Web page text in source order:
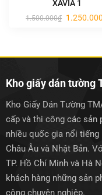
XAVIA 1
1.500.000₫ Giá
gốc
1.250.000
Kho giấy dán tường
Kho Giấy Dán Tường
cấp và thi công các sản
nhiều quốc gia nổi tiếng
Châu Âu và Nhật Bản.
TP. Hồ Chí Minh và Hà
khách hàng những sản
công chuyên nghiệp.